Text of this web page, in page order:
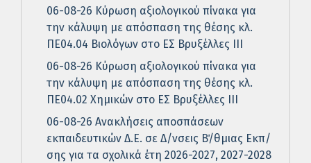
06-08-26 Κύρωση αξιολογικού πίνακα για
την κάλυψη με απόσπαση της θέσης κλ.
ΠΕ04.04 Βιολόγων στο ΕΣ Βρυξέλλες ΙΙΙ
06-08-26 Κύρωση αξιολογικού πίνακα για
την κάλυψη με απόσπαση της θέσης κλ.
ΠΕ04.02 Χημικών στο ΕΣ Βρυξέλλες ΙΙΙ
06-08-26 Ανακλήσεις αποσπάσεων
εκπαιδευτικών Δ.Ε. σε Δ/νσεις Β΄/θμιας Εκπ/
σης για τα σχολικά έτη 2026-2027, 2027-2028